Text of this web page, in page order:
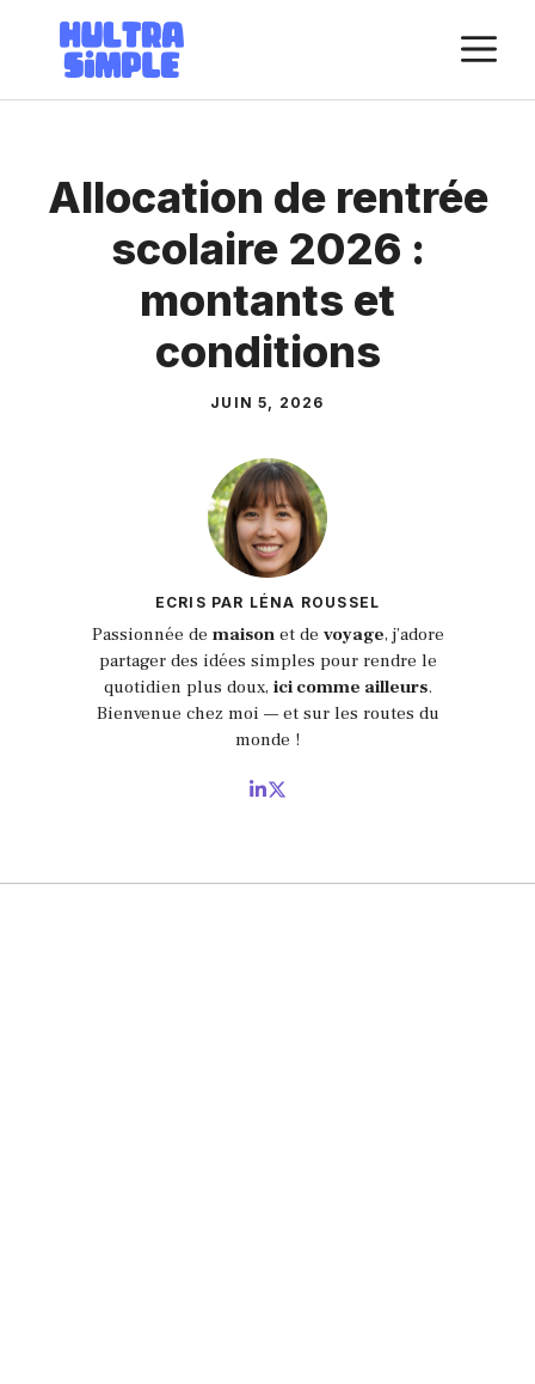
contenu
Allocation de rentrée
scolaire 2026 :
montants et
conditions
JUIN 5, 2026
ECRIS PAR LÉNA ROUSSEL
Passionnée de maisonet de voyage, j’adore
partager des idées simples pour rendre le
quotidien plus doux, ici comme ailleurs.
Bienvenue chez moi — et sur les routes du
monde !